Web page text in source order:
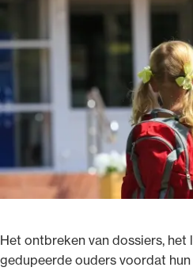
Het ontbreken van dossiers, het
gedupeerde ouders voordat
Ondersteuning voor
beroepsuitoefening: van
het
geheimhoudernummers.